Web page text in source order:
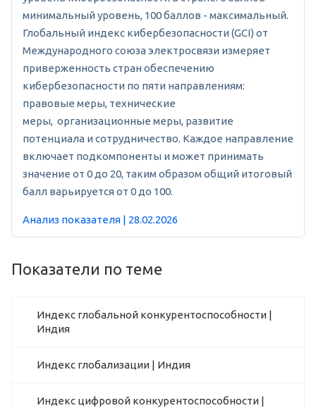
минимальный уровень, 100 баллов - максимальный.
Глобальный индекс кибербезопасности (GCI) от
Международного союза электросвязи измеряет
приверженность стран обеспечению
кибербезопасности по пяти направлениям:
правовые меры, технические
меры, организационные меры, развитие
потенциала и сотрудничество. Каждое направление
включает подкомпоненты и может принимать
значение от 0 до 20, таким образом общий итоговый
балл варьируется от 0 до 100.
Анализ показателя | 28.02.2026
Показатели по теме
Индекс глобальной конкурентоспособности |
Индия
Индекс глобализации | Индия
Индекс цифровой конкурентоспособности |